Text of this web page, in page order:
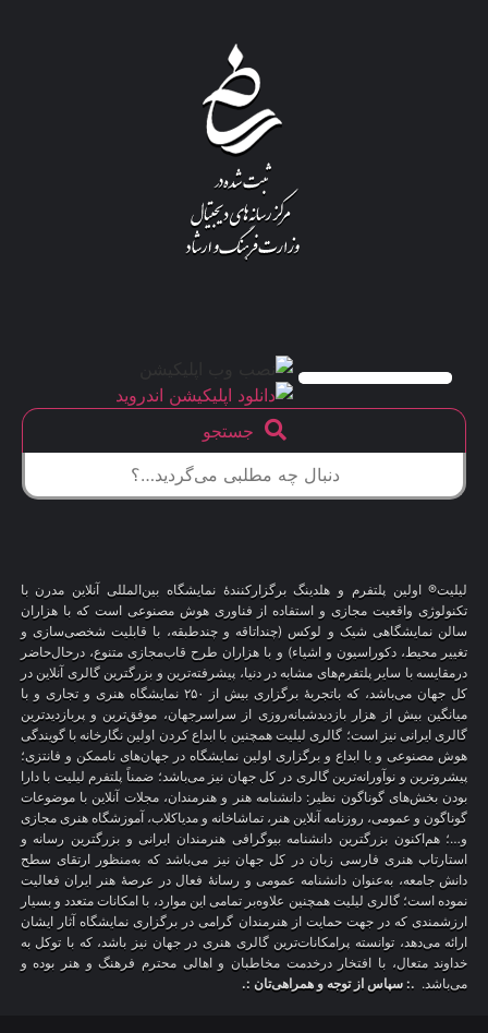
جستجو
لیلیت® اولین پلتفرم و هلدینگ برگزارکنندهٔ نمایشگاه بین‌المللی آنلاین مدرن با
تکنولوژی واقعیت مجازی و استفاده از فناوری هوش مصنوعی است که با هزاران
سالن نمایشگاهی شیک و لوکس (چنداتاقه و چندطبقه، با قابلیت شخصی‌سازی و
تغییر محیط، دکوراسیون و اشیاء) و با هزاران طرح قاب‌مجازی متنوع، درحال‌حاضر
درمقایسه با سایر پلتفرم‌های مشابه در دنیا، پیشرفته‌ترین و بزرگترین گالری آنلاین در
کل جهان می‌باشد، که باتجربهٔ برگزاری بیش از ۲۵۰ نمایشگاه هنری و تجاری و با
میانگین بیش از هزار بازدیدشبانه‌روزی از سراسرجهان، موفق‌ترین و پربازدیدترین
گالری ایرانی نیز است؛ گالری لیلیت همچنین با ابداع کردن اولین نگارخانه با گویندگی
هوش مصنوعی و با ابداع و برگزاری اولین نمایشگاه در جهان‌های ناممکن و فانتزی؛
پیشروترین و نوآورانه‌ترین گالری در کل جهان نیز می‌باشد؛ ضمناً پلتفرم لیلیت با دارا
بودن بخش‌های گوناگون نظیر: دانشنامه هنر و هنرمندان، مجلات آنلاین با موضوعات
گوناگون و عمومی، روزنامه آنلاین هنر، تماشاخانه و مدیاکلاب، آموزشگاه هنری مجازی
و…؛ هم‌اکنون بزرگترین دانشنامه بیوگرافی هنرمندان ایرانی و بزرگترین رسانه و
استارتاپ هنری فارسی زبان در کل جهان نیز می‌باشد که به‌منظور ارتقای سطح
دانش جامعه، به‌عنوان دانشنامه عمومی و رسانهٔ فعال در عرصهٔ هنر ایران فعالیت
نموده است؛ گالری لیلیت همچنین علاوه‌بر تمامی این موارد، با امکانات متعدد و بسیار
ارزشمندی که در جهت حمایت از هنرمندان گرامی در برگزاری نمایشگاه آثار ایشان
ارائه می‌دهد، توانسته پرامکانات‌ترین گالری هنری در جهان نیز باشد، که با توکل به
خداوند متعال، با افتخار درخدمت مخاطبان و اهالی محترم فرهنگ و هنر بوده و
می‌باشد. .: سپاس از توجه و همراهی‌تان :.